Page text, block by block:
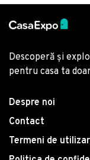
Descoperă și
pentru casa ta
Despre noi
Contact
Termeni de